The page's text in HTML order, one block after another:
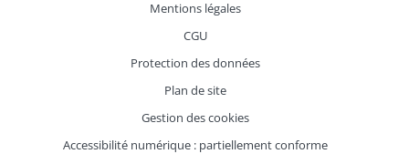
Mentions légales
CGU
Protection des données
Plan de site
Gestion des cookies
Accessibilité numérique : partiellement conforme